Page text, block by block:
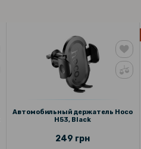
Автомобильный держатель Hoco
H53, Black
249 грн